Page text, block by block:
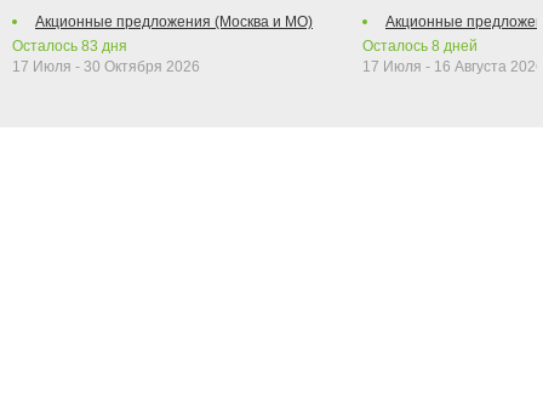
Акционные предложения (Москва и МО)
Осталось 83 дня
17 Июля - 30 Октября 2026
Акционные
Осталось 8 дней
17 Июля - 16 Августа 2026